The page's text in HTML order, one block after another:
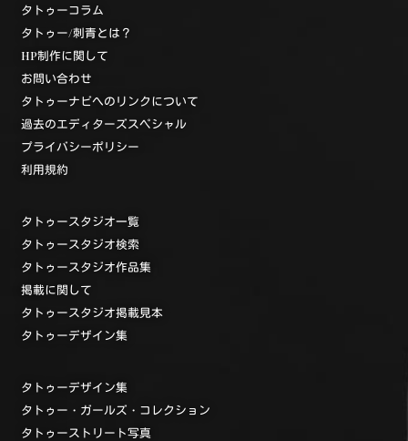
タトゥーコラム
タトゥー/刺青とは？
HP制作に関して
お問い合わせ
タトゥーナビへのリンクについて
過去のエディターズスペシャル
プライバシーポリシー
利用規約
タトゥースタジオ一覧
タトゥースタジオ検索
タトゥースタジオ作品集
掲載に関して
タトゥースタジオ掲載見本
タトゥーデザイン集
タトゥーデザイン集
タトゥー・ガールズ・コレクション
タトゥーストリート写真